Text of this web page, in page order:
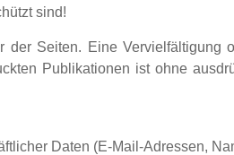
sind!
Seiten. Eine Vervielfältigung
Publikationen ist ohne
Daten (E-Mail-Adressen,